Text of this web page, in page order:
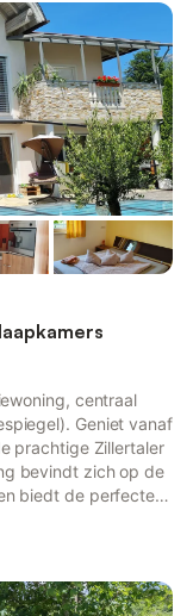
centraal
Geniet vanaf
prachtige Zillertaler
bevindt zich op de
biedt de perfecte
in het
een